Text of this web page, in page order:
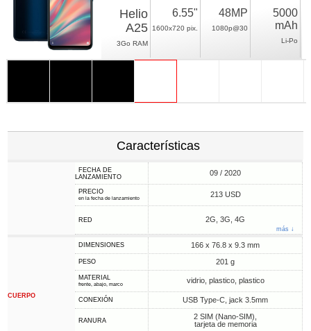
Helio
A25
3Go RAM
6.55"
1600x720 pix.
48MP
1080p@30
5000
mAh
Li-Po
Características
FECHA DE
LANZAMIENTO
09 / 2020
PRECIO
en la fecha de lanzamiento 213 USD
RED 2G, 3G, 4G
más ↓
CUERPO
DIMENSIONES 166 x 76.8 x 9.3 mm
PESO 201 g
MATERIAL
frente, abajo, marco vidrio, plastico, plastico
CONEXIÓN USB Type-C, jack 3.5mm
RANURA
2 SIM (Nano-SIM),
tarjeta de memoria